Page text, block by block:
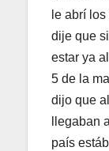
le abrí
dije que
estar ya
5 de la
dijo que
llegaban
país